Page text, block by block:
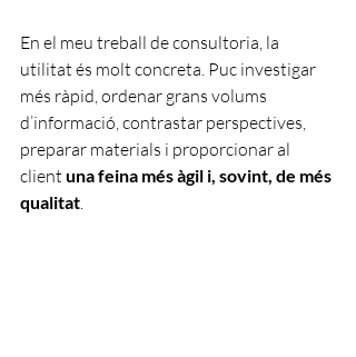
En el meu treball de consultoria, la
utilitat és molt concreta. Puc investigar
més ràpid, ordenar grans volums
d’informació, contrastar perspectives,
preparar materials i proporcionar al
client una feina més àgil i, sovint, de més
qualitat